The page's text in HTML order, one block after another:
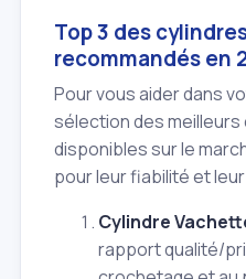
Top 3 des
recommandés en
Pour vous aider dans
sélection des
disponibles sur le
pour leur fiabilité et
Cylindre
rapport qualité/